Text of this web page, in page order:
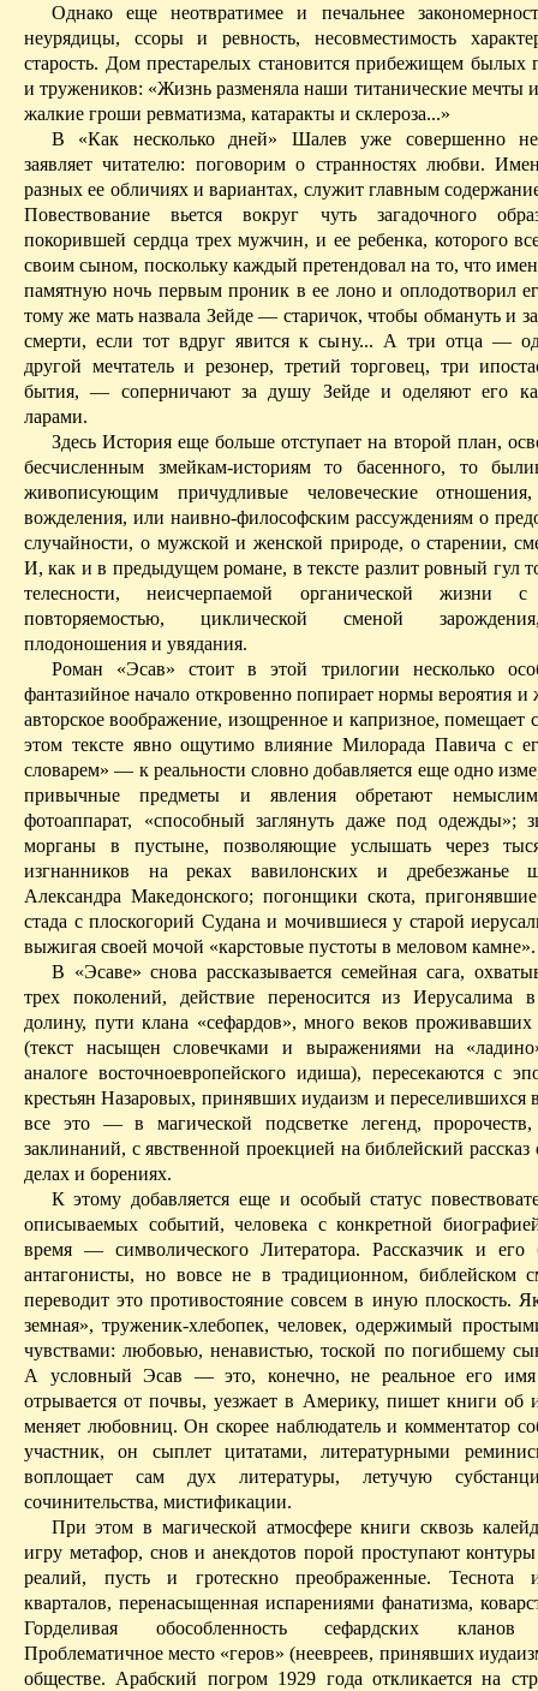
Однако еще неотвратимее и печальнее
неурядицы, ссоры и ревность, несовместимость
старость. Дом престарелых становится прибежищем былых
и тружеников: «Жизнь разменяла наши титанические мечты
жалкие гроши ревматизма, катаракты и склероза...»
В «Как несколькодней» Шалев уже совершенно
заявляет читателю: поговорим о странностях любви.
разных ее обличиях и вариантах, служит главным
Повествование вьется вокруг чуть загадочного
покорившей сердца трех мужчин, и ее ребенка, которого
своим сыном, поскольку каждый претендовал на то, что
памятную ночь первым проник в ее лоно и оплодотворил
тому же мать назвала Зейде— старичок, чтобы обмануть и
смерти, если тот вдруг явится к сыну... А три отца —
другой мечтатель и резонер, третий торговец, три
бытия, — соперничают за душу Зейдеи оделяют его
ларами.
Здесь История еще больше отступает на второй план,
бесчисленным змейкам-историям то басенного, то
живописующим причудливые человеческие
вожделения, или наивно-философским рассуждениям о
случайности, о мужской и женской природе, о старении,
И, как и в предыдущем романе, в тексте разлит ровный гул
телесности, неисчерпаемой органической жизни
повторяемостью, циклической сменой
плодоношения и увядания.
Роман «Эсав» стоит в этой трилогии несколько
фантазийное начало откровенно попирает нормы вероятия и
авторское воображение, изощренное и капризное, помещает
этом тексте явно ощутимо влияние Милорада Павичас
словарем» — к реальности словно добавляется еще одно
привычные предметы и явления обретают
фотоаппарат, «способный заглянуть даже под одежды»;
морганы в пустыне, позволяющие услышать через
изгнанников на реках вавилонских и дребезжанье
Александра Македонского; погонщики скота,
стада с плоскогорий Судана и мочившиеся у старой
выжигая своей мочой «карстовые пустоты в меловом камне».
В «Эсаве» снова рассказывается семейная сага,
трех поколений, действие переносится из Иерусалима
долину, пути клана «сефардов», много веков
(текст насыщен словечками и выражениями на «ладино
аналоге восточноевропейского идиша), пересекаются с
крестьян Назаровых, принявших иудаизм и переселившихся
все это — в магической подсветке легенд,
заклинаний, с явственной проекцией на библейский рассказ
делах и борениях.
К этому добавляется еще и особый статус
описываемых событий, человека с конкретной
время — символического Литератора. Рассказчик и
антагонисты, но вовсе не в традиционном, библейском
переводит это противостояние совсем в иную плоскость.
земная», труженик-хлебопек, человек, одержимый
чувствами: любовью, ненавистью, тоской по погибшему
А условный Эсав — это, конечно, не реальное его
отрывается от почвы, уезжает в Америку, пишет книги об
меняет любовниц.Он скорее наблюдатель и комментатор
участник, он сыплет цитатами, литературными
воплощает сам дух литературы, летучую
сочинительства, мистификации.
При этом в магической атмосфере книги сквозь
игру метафор, снов и анекдотов порой проступают
реалий, пусть и гротескно преображенные. Теснота
кварталов, перенасыщенная испарениями фанатизма,
Горделивая обособленность сефардских кланов
Проблематичное место «геров» (неевреев, принявших
обществе. Арабский погром 1929 года откликается на